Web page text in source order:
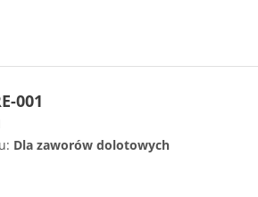
001
Dla zaworów dolotowych